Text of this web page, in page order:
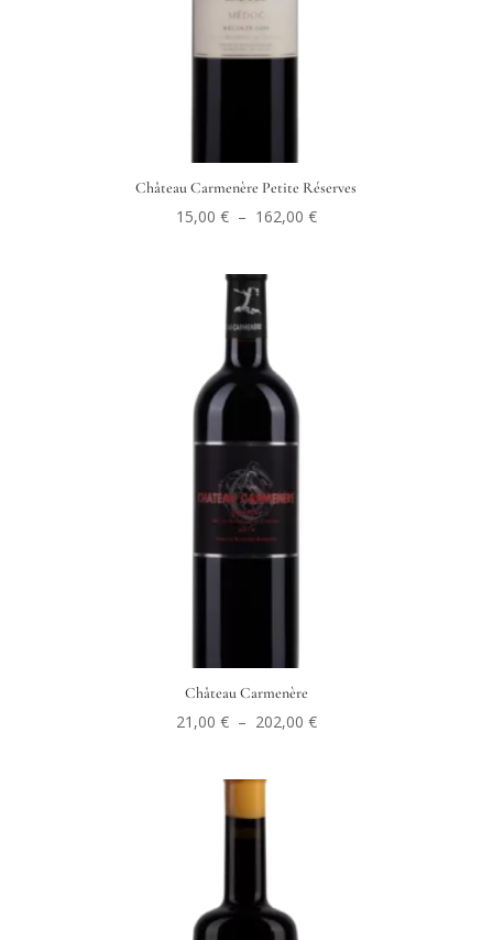
Château Carmenère Petite Réserves
15,00 € – 162,00 €Plage
Château Carmenère
21,00 € – 202,00 €Plage